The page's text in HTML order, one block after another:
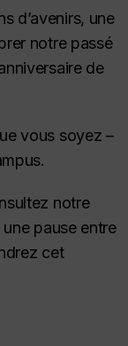
d’avenirs, une
notre passé
de
vous soyez –
notre
pause entre
cet